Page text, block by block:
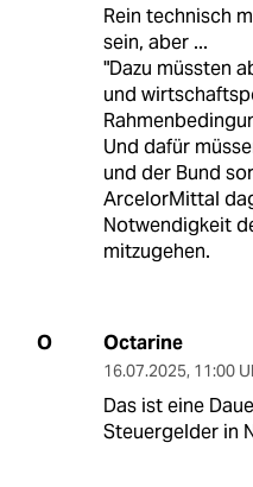
Rein technisch
sein, aber ...
"Dazu müssten
und
Und dafür
und der Bund
ArcelorMittal
Notwendigkeit
mitzugehen.
O Octarine
16.07.2025, 11:00
Das ist eine
Steuergelder in